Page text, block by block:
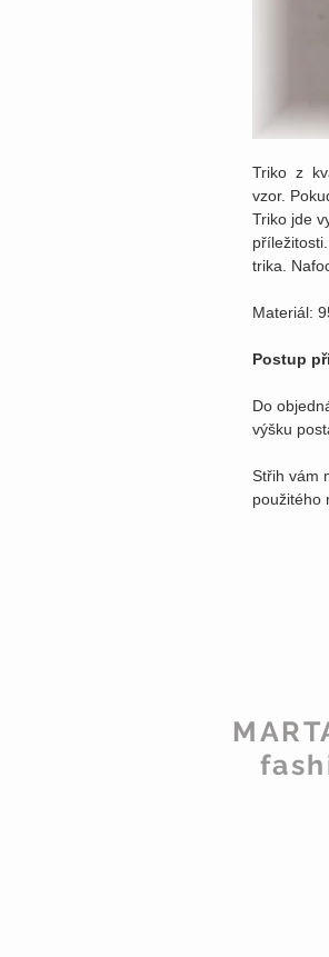
Triko z
vzor.
Triko jde
trika.
Materiál:
Postup
Do
výšku
Střih vám
použitého